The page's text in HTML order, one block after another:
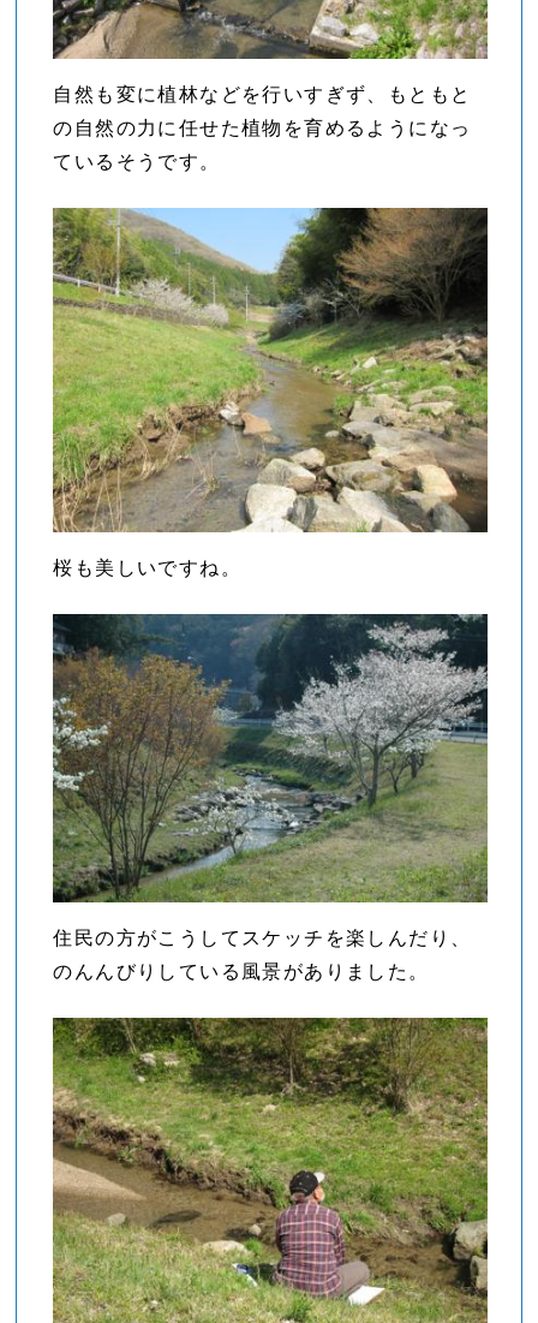
自然も変に植林などを行いすぎず、もともと
の自然の力に任せた植物を育めるようになっ
ているそうです。
桜も美しいですね。
住民の方がこうしてスケッチを楽しんだり、
のんんびりしている風景がありました。